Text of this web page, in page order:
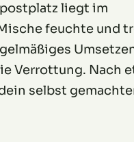
liegt im
feuchte und
Verrottung. Nach
selbst